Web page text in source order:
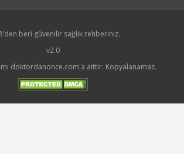
beri güvenilir sağlık rehberiniz.
v2.0
doktordanonce.com'a aittir. Kopyalanamaz.